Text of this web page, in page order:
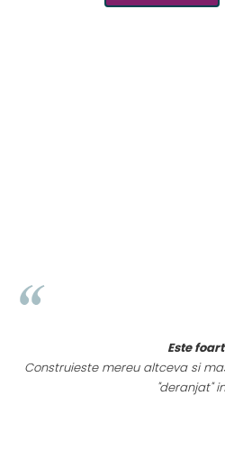
Este foarte apreciat
mereu altceva si masinutele
"deranjat" in timpul